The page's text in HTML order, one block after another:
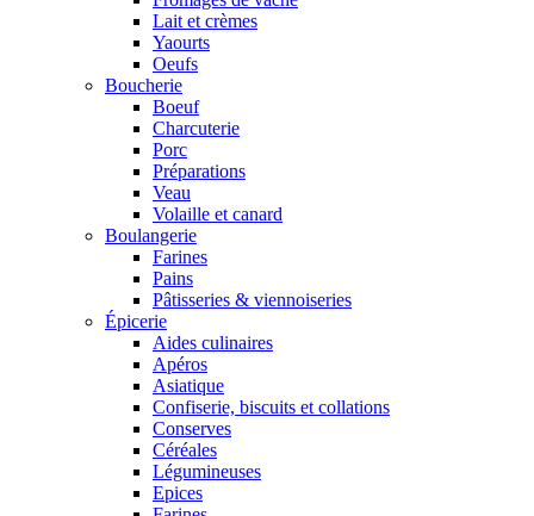
Lait et crèmes
Yaourts
Oeufs
Boucherie
Boeuf
Charcuterie
Porc
Préparations
Veau
Volaille et canard
Boulangerie
Farines
Pains
Pâtisseries & viennoiseries
Épicerie
Aides culinaires
Apéros
Asiatique
Confiserie, biscuits et collations
Conserves
Céréales
Légumineuses
Epices